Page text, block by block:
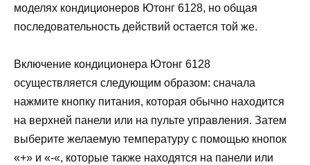
моделях кондиционеров Ютонг 6128, но общая
последовательность действий остается той же.
Включение кондиционера Ютонг 6128
осуществляется следующим образом: сначала
нажмите кнопку питания, которая обычно находится
на верхней панели или на пульте управления. Затем
выберите желаемую температуру с помощью кнопок
«+» и «-«, которые также находятся на панели или